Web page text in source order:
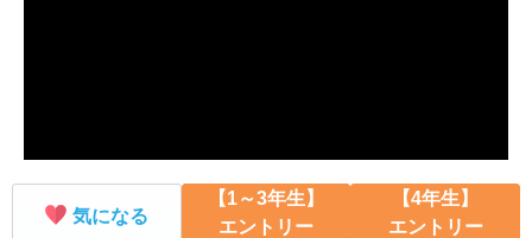
気になる
【1～3年生】
エントリー
【4年生】
エントリー